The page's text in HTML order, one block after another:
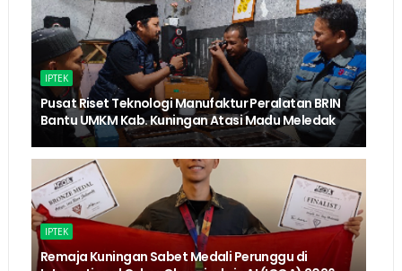
IPTEK
Pusat Riset Teknologi Manufaktur Peralatan BRIN
Bantu UMKM Kab. Kuningan Atasi Madu Meledak
IPTEK
Remaja Kuningan Sabet Medali Perunggu di